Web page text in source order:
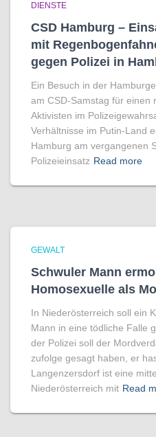
DIENSTE
CSD Hamburg –
mit
gegen Polizei in
Ein Besuch in der
am CSD-Samstag für einen
Aktivisten im
Verhältnisse im Putin-Land
Hamburg am vergangenen
Polizeieinsatz Read more
GEWALT
Schwuler Mann
Homo­sexuelle als
In Niederösterreich soll ein
Mann in eine tödliche Falle
der Polizei soll der
zufolge gesagt haben, er
Langenzersdorf ist eine
Niederösterreich mit Read